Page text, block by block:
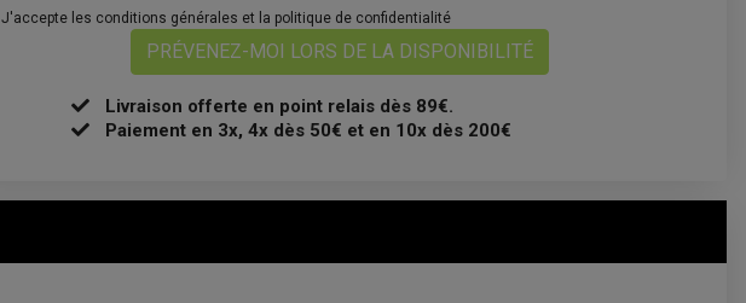
J'accepte les conditions générales et la politique de confidentialité
PRÉVENEZ-MOI LORS DE LA DISPONIBILITÉ
Livraison offerte en point relais dès 89€.
Paiement en 3x, 4x dès 50€ et en 10x dès 200€